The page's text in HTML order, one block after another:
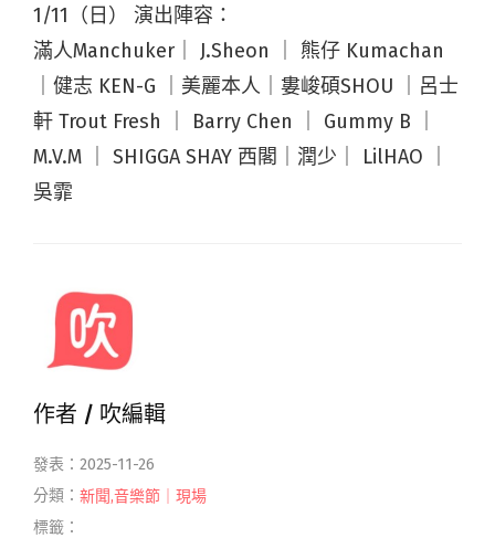
1/11（日） 演出陣容：
滿人Manchuker｜ J.Sheon ｜ 熊仔 Kumachan
｜健志 KEN-G ｜美麗本人｜婁峻碩SHOU ｜呂士
軒 Trout Fresh ｜ Barry Chen ｜ Gummy B ｜
M.V.M ｜ SHIGGA SHAY 西閣｜潤少｜ LilHAO ｜
吳霏
作者 / 吹編輯
發表：2025-11-26
分類： 新聞,音樂節｜現場
標籤：